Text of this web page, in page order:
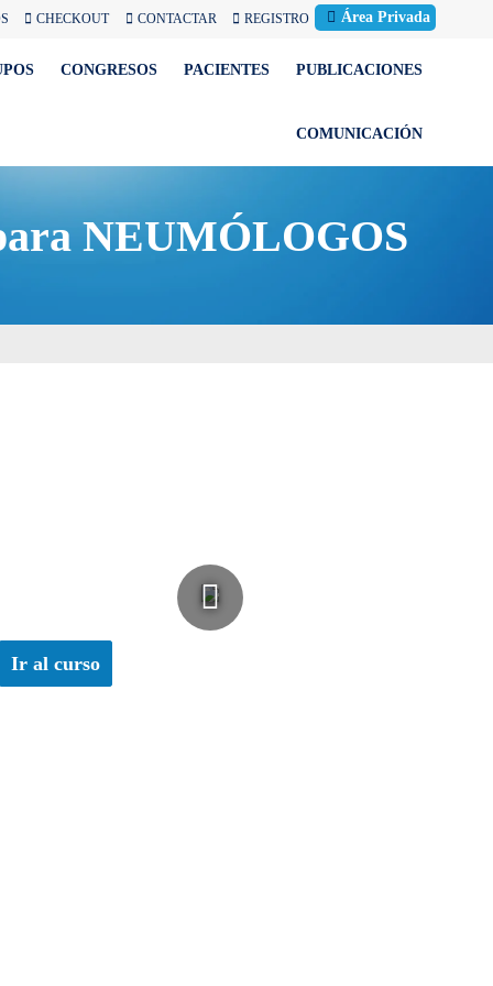
CHECKOUT CONTACTAR REGISTRO Área Privada
CONGRESOS PACIENTES PUBLICACIONES
COMUNICACIÓN
NEUMÓLOGOS
Ir al curso